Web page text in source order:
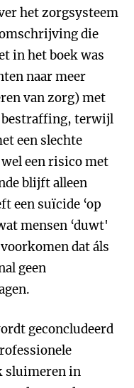
het zorgsysteem
die
in het boek was
naar meer
van zorg) met
bestraffing, terwijl
een slechte
een risico met
blijft alleen
een suïcide ‘op
mensen ‘duwt'
dat áls
geen
geconcludeerd
sluimeren in